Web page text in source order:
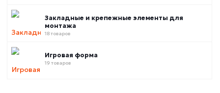
Закладные и крепежные элементы для
монтажа
18 товаров
Игровая форма
19 товаров